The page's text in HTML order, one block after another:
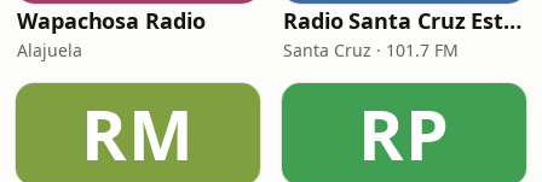
Wapachosa Radio
Alajuela
Radio Santa Cruz Estéreo
Santa Cruz · 101.7 FM
RM RP